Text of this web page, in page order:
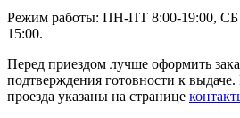
Режим работы: ПН-ПТ 8:00-19:00, СБ
15:00.
Перед приездом лучше оформить
подтверждения готовности к
проезда указаны на странице